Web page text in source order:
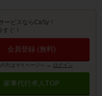
ービスならCaSy！
ぐ！
会員登録 (無料)
方はマイページへ → ログイン
家事代行求人TOP